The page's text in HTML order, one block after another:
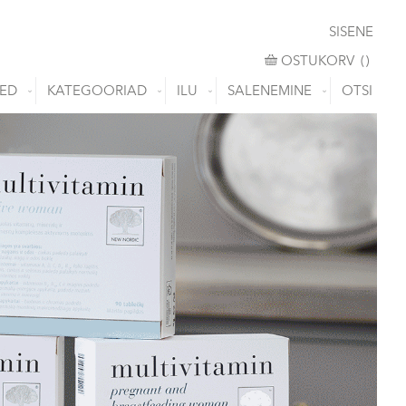
SISENE
OSTUKORV
OSTUKORV ()
OTSI
KATEGOORIAD ILU SALENEMINE